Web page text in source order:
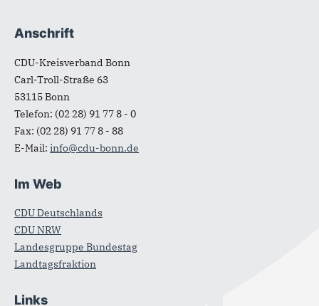
Fußbereich
Anschrift
CDU-Kreisverband Bonn
Carl-Troll-Straße 63
53115Bonn
Telefon: (02 28) 91 77 8 - 0
Fax: (02 28) 91 77 8 - 88
E-Mail: info@cdu-bonn.de
Im Web
CDU Deutschlands
CDU NRW
Landesgruppe Bundestag
Landtagsfraktion
Links